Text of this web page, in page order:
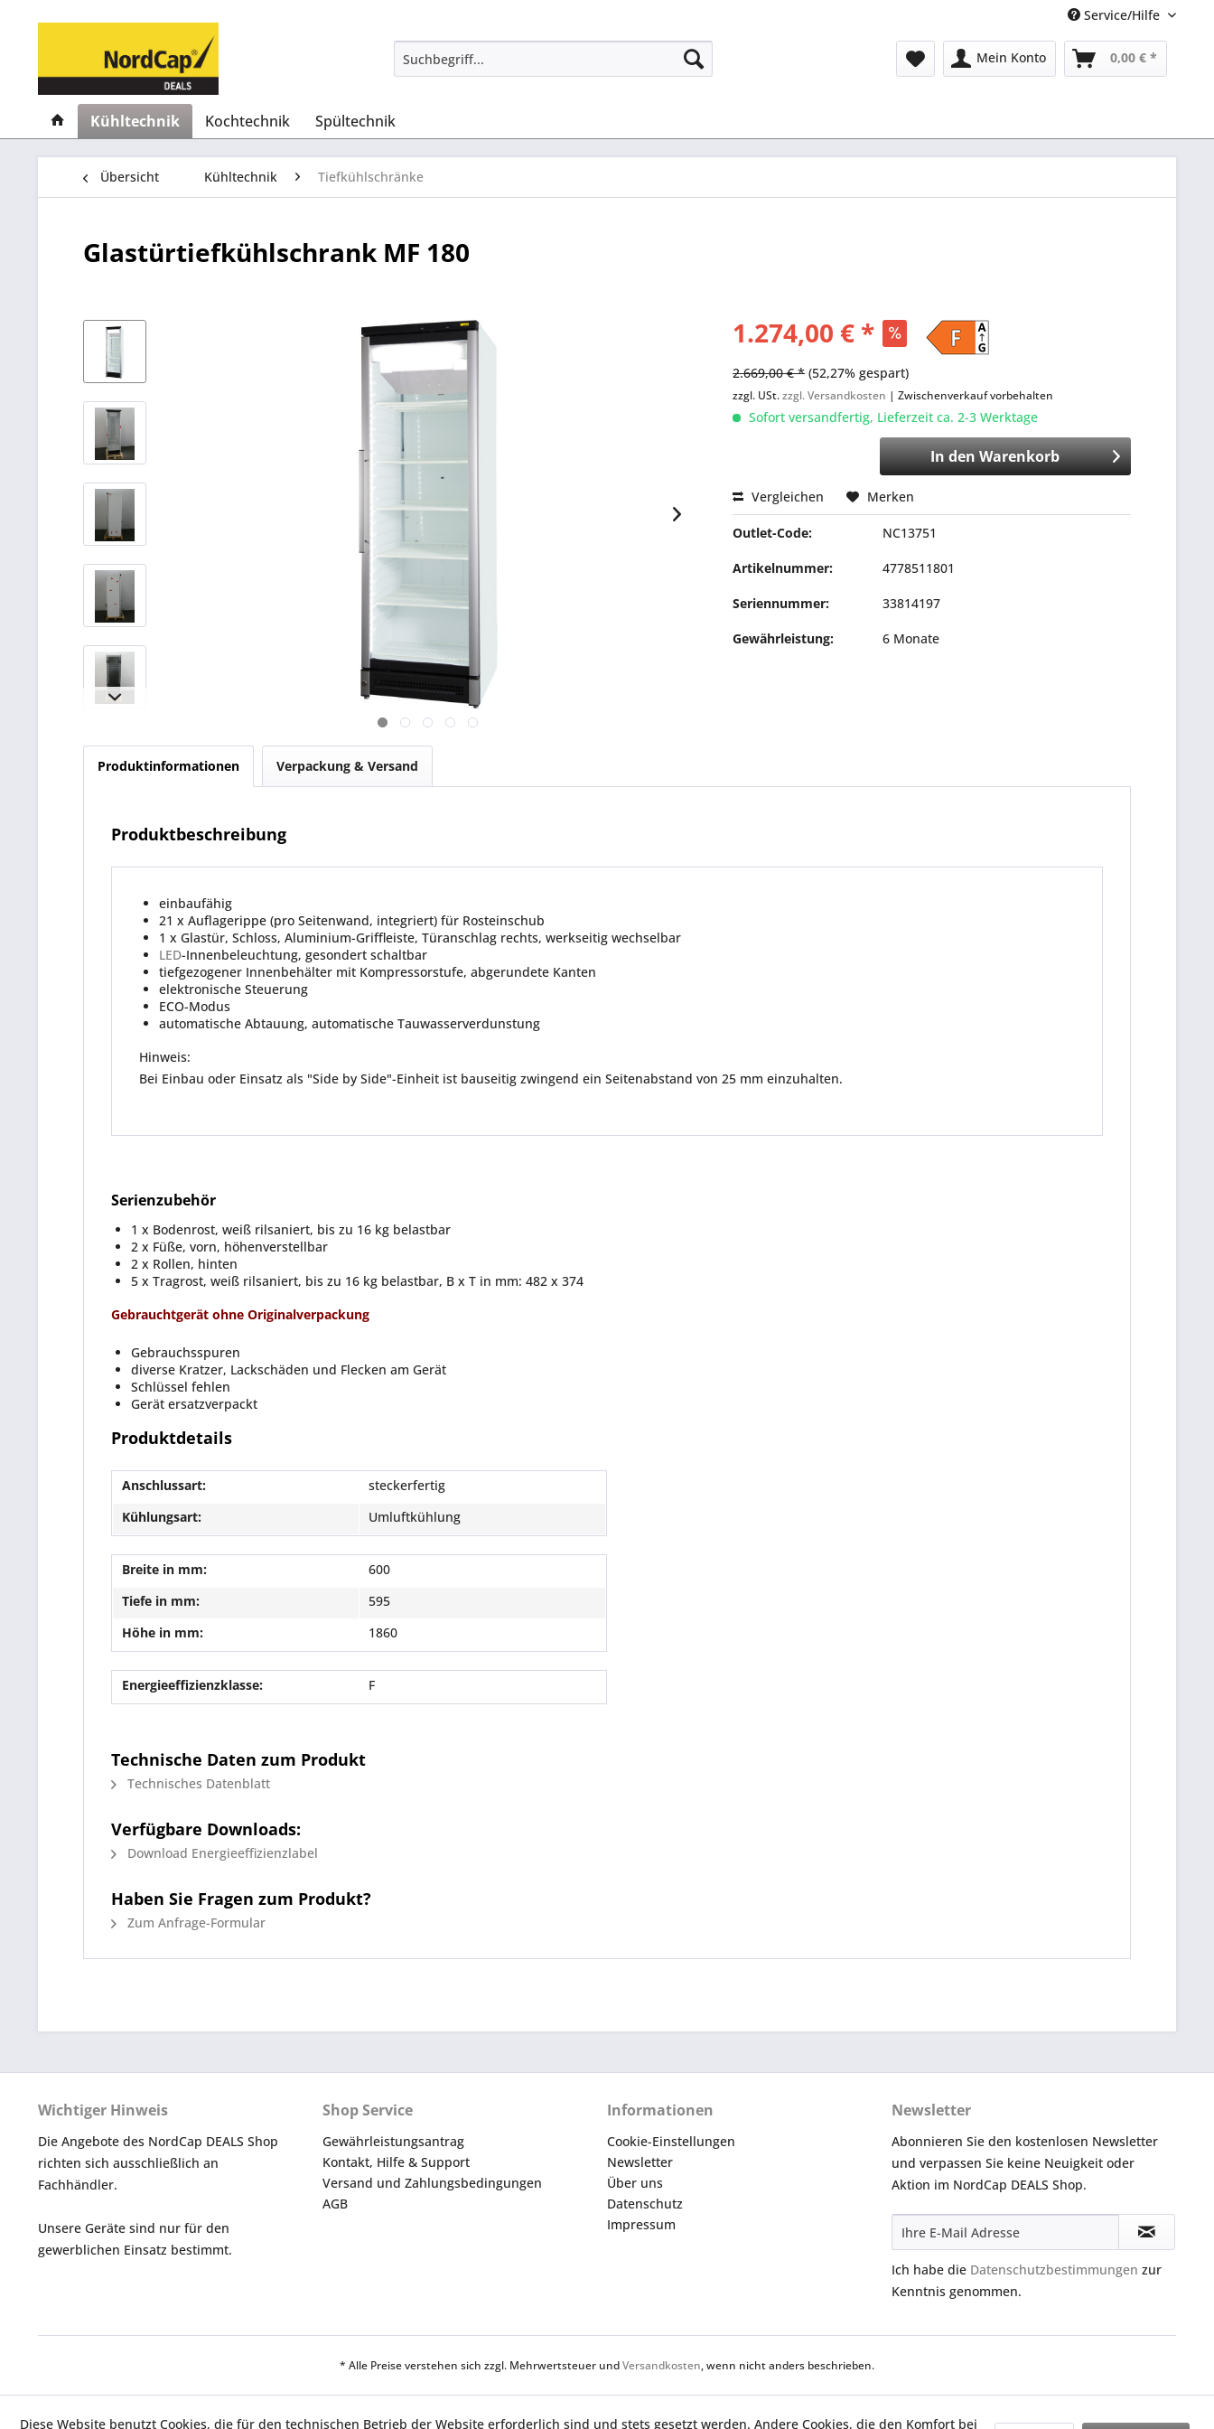
Service/Hilfe
Mein Konto 0,00 € *
Kühltechnik Kochtechnik Spültechnik
Übersicht Kühltechnik Tiefkühlschränke
Glastürtiefkühlschrank MF 180
1.274,00 € *
2.669,00 € * (52,27% gespart)
zzgl. USt.zzgl. Versandkosten | Zwischenverkauf vorbehalten
Sofort versandfertig, Lieferzeit ca. 2-3 Werktage
In denWarenkorb
Vergleichen Merken
Outlet-Code: NC13751
Artikelnummer: 4778511801
Seriennummer: 33814197
Gewährleistung: 6 Monate
Produktinformationen Verpackung & Versand
Produktbeschreibung
einbaufähig
21 x Auflagerippe (pro Seitenwand, integriert) für Rosteinschub
1 x Glastür, Schloss, Aluminium-Griffleiste, Türanschlag rechts, werkseitig wechselbar
LED-Innenbeleuchtung, gesondert schaltbar
tiefgezogener Innenbehälter mit Kompressorstufe, abgerundete Kanten
elektronische Steuerung
ECO-Modus
automatische Abtauung, automatische Tauwasserverdunstung
Hinweis:
Bei Einbau oder Einsatz als "Side by Side"-Einheit ist bauseitig zwingend ein Seitenabstand von 25 mm einzuhalten.
Serienzubehör
1 x Bodenrost, weiß rilsaniert, bis zu 16 kg belastbar
2 x Füße, vorn, höhenverstellbar
2 x Rollen, hinten
5 x Tragrost, weiß rilsaniert, bis zu 16 kg belastbar, B x T in mm: 482 x 374
Gebrauchtgerät ohne Originalverpackung
Gebrauchsspuren
diverse Kratzer, Lackschäden und Flecken am Gerät
Schlüssel fehlen
Gerät ersatzverpackt
Produktdetails
Anschlussart:
steckerfertig
Kühlungsart:
Umluftkühlung
Breite in mm:
600
Tiefe in mm:
595
Höhe in mm:
1860
Energieeffizienzklasse: F
Technische Daten zum Produkt
Technisches Datenblatt
Verfügbare Downloads:
Download Energieeffizienzlabel
Haben Sie Fragen zum Produkt?
Zum Anfrage-Formular
Wichtiger Hinweis
Die Angebote des NordCap DEALS Shop
richten sich ausschließlich an
Fachhändler.
Unsere Geräte sind nur für den
gewerblichen Einsatz bestimmt.
Shop Service
Gewährleistungsantrag
Kontakt, Hilfe & Support
Versand und Zahlungsbedingungen
AGB
Informationen
Cookie-Einstellungen
Newsletter
Über uns
Datenschutz
Impressum
Newsletter
Abonnieren Sie den kostenlosen Newsletter
und verpassen Sie keine Neuigkeit oder
Aktion im NordCap DEALS Shop.
Ich habe die Datenschutzbestimmungen zur
Kenntnis genommen.
* Alle Preise verstehen sich zzgl. Mehrwertsteuer undVersandkosten, wenn nicht anders beschrieben.
Diese Website benutzt Cookies, die für den technischen Betrieb der Website erforderlich sind und stets gesetzt werden. Andere Cookies, die den Komfort bei